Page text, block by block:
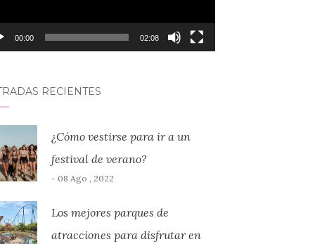
00:00 02:08
RECIENTES
¿Cómo vestirse para ir a un
festival de verano?
- 08 Ago , 2022
Los mejores parques de
atracciones para disfrutar en